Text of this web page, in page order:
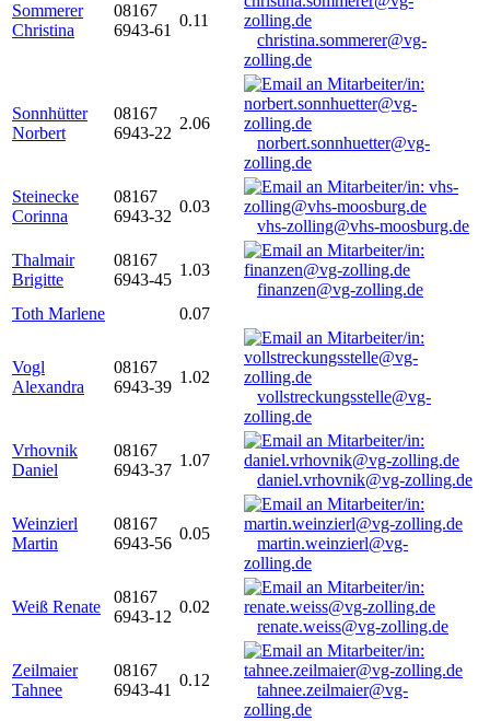
Sommerer
Christina
08167
6943-61
0.11
christina.sommerer@vg-
zolling.de
Sonnhütter
Norbert
08167
6943-22
2.06
norbert.sonnhuetter@vg-
zolling.de
Steinecke
Corinna
08167
6943-32
0.03
vhs-zolling@vhs-moosburg.de
Thalmair
Brigitte
08167
6943-45
1.03
finanzen@vg-zolling.de
Toth Marlene
0.07
Vogl
Alexandra
08167
6943-39
1.02
vollstreckungsstelle@vg-
zolling.de
Vrhovnik
Daniel
08167
6943-37
1.07
daniel.vrhovnik@vg-zolling.de
Weinzierl
Martin
08167
6943-56
0.05
martin.weinzierl@vg-
zolling.de
Weiß Renate
08167
6943-12
0.02
renate.weiss@vg-zolling.de
Zeilmaier
Tahnee
08167
6943-41
0.12
tahnee.zeilmaier@vg-
zolling.de